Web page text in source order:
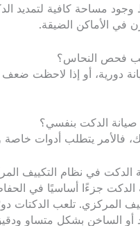
مساحة كافية لتمديد
في الأماكن الضيقة.
فحص النحاس؟
دورية، أو إذا لاحظت ضعف
الدكت بنفسي؟
فالأمر يتطلب أدوات خاصة
الدكت في نظام التكييف
الدكت جزءًا أساسيًا في
المركزي. تلعب الدكتات
أو الساخن بشكل متساوٍ